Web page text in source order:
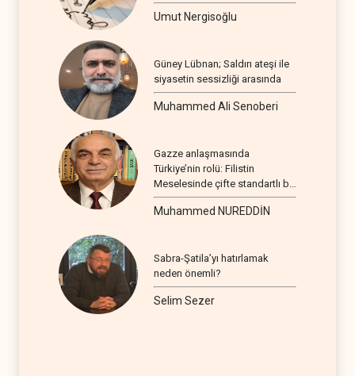
Umut Nergisoğlu
Güney Lübnan; Saldırı ateşi ile
siyasetin sessizliği arasında
Muhammed Ali Senoberi
Gazze anlaşmasında
Türkiye’nin rolü: Filistin
Meselesinde çifte standartlı bir
seyir
Muhammed NUREDDİN
Sabra-Şatila’yı hatırlamak
neden önemli?
Selim Sezer